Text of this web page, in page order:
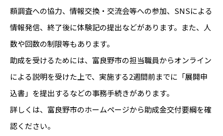
額調査への協力、情報交換・交流会等への参加、SNSによる
情報発信、終了後に体験記の提出などがあります。また、人
数や回数の制限等もあります。
助成を受けるためには、富良野市の担当職員からオンライン
による説明を受けた上で、実施する2週間前までに「展開申
込書」を提出するなどの事務手続きがあります。
詳しくは、富良野市のホームページから助成金交付要綱を確
認ください。